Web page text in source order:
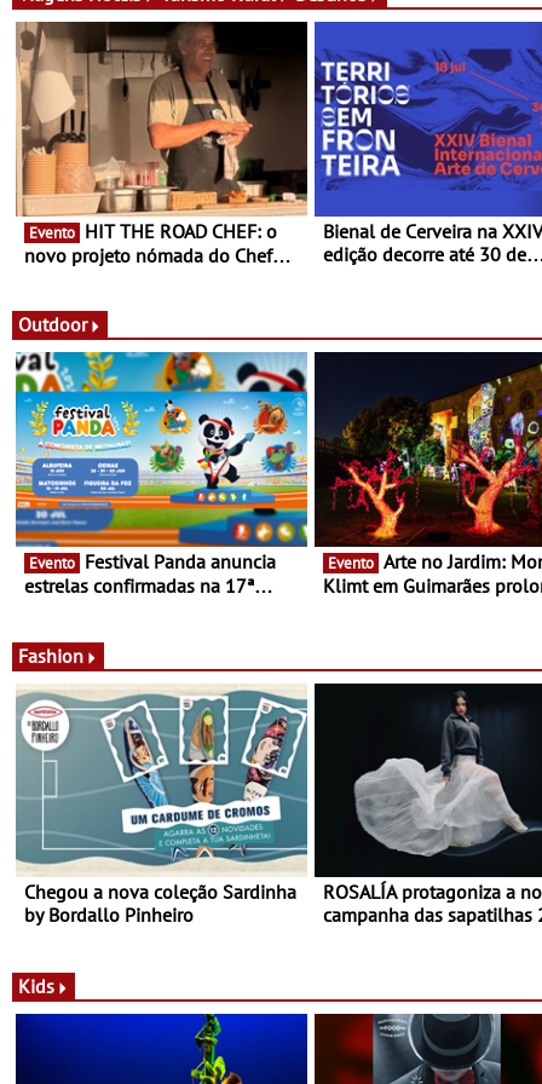
Evento
novo projeto nómada do Chef
que percorre Portugal
Bienal de Cerveira na XXIV
edição decorre até 30 de
Outdoor
Evento
estrelas confirmadas na 17ª
Evento
Klimt em Guimarães
Fashion
Chegou a nova coleção Sardinha
by Bordallo Pinheiro
ROSALÍA protagoniza a
campanha das sapatilhas
Kids